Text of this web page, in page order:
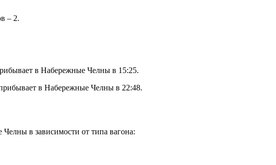
– 2.
в Набережные Челны в 15:25.
в Набережные Челны в 22:48.
в зависимости от типа вагона: